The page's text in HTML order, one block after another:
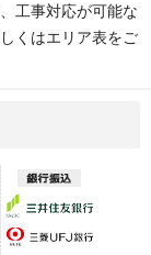
工事対応が可能な
くはエリア表をご